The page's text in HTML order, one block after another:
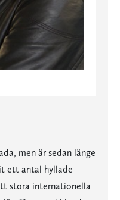
men är sedan länge
ett antal hyllade
stora internationella